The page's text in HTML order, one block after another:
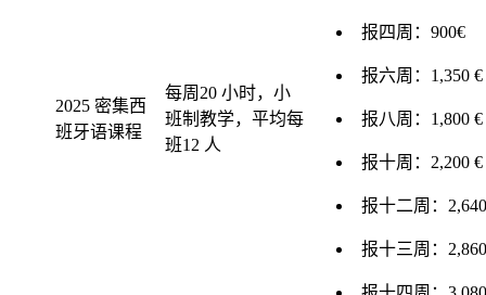
2025 密集西
班牙语课程
每周20 小时，小
班制教学，平均每
班12 人
报四周：900€
报六周：1,350 €
报八周：1,800 €
报十周：2,200 €
报十二周：
报十三周：